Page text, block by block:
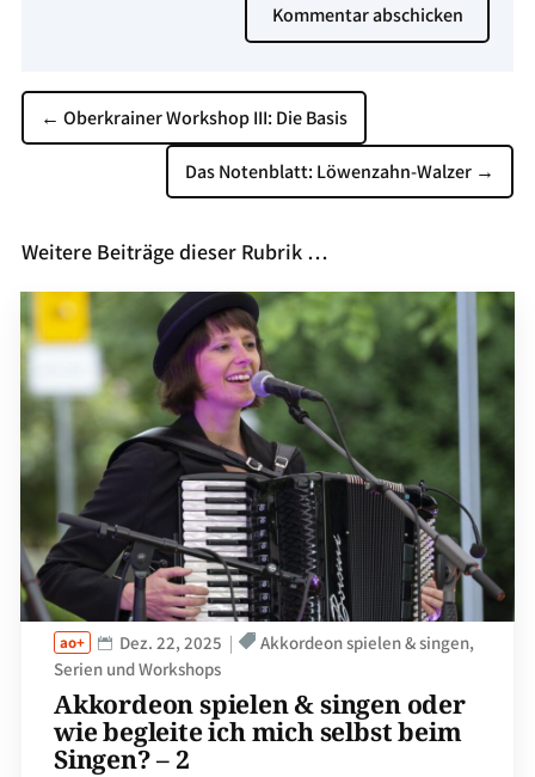
Kommentar abschicken
← Oberkrainer Workshop III: Die Basis
Das Notenblatt: Löwenzahn-Walzer →
Weitere Beiträge dieser Rubrik …
Akkordeon spielen & singen oder
wie begleite ich mich selbst beim
Singen? – 2
Dez. 22, 2025
Akkordeon spielen & singen
Serien und Workshops